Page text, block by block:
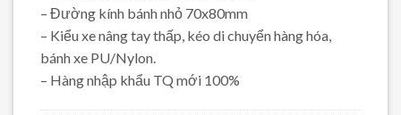
– Đường kính bánh nhỏ 70x80mm
– Kiểu xe nâng tay thấp, kéo di chuyển hàng hóa,
bánh xe PU/Nylon.
– Hàng nhập khẩu TQ mới 100%